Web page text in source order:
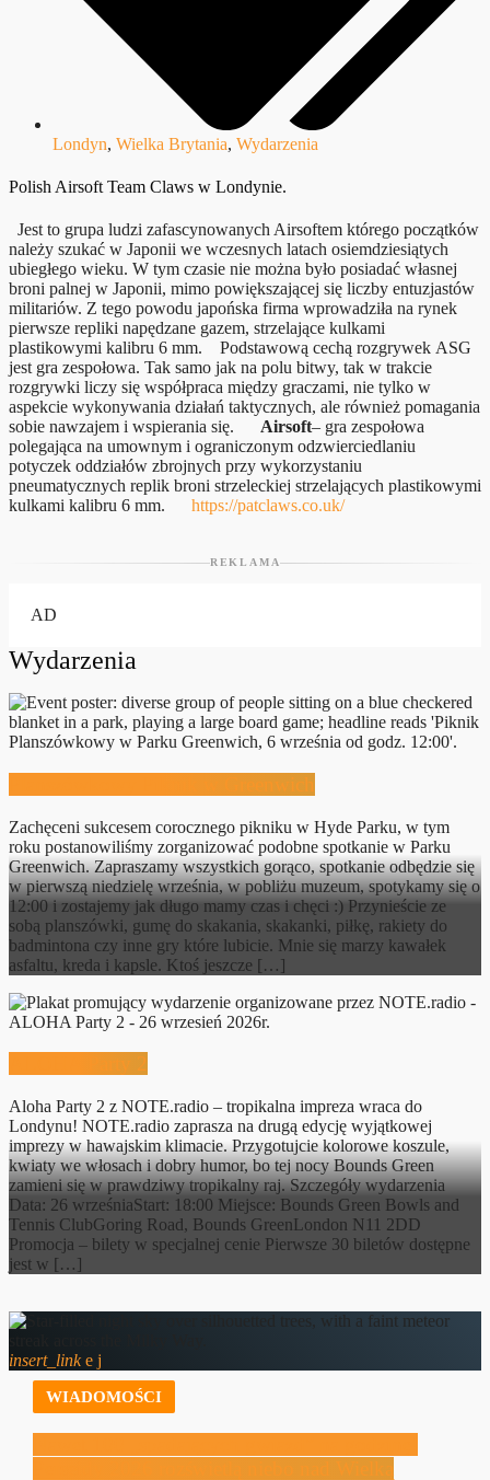
Londyn, Wielka Brytania, Wydarzenia
Polish Airsoft Team Claws w Londynie.
Jest to grupa ludzi zafascynowanych Airsoftem którego początków
należy szukać w Japonii we wczesnych latach osiemdziesiątych
ubiegłego wieku. W tym czasie nie można było posiadać własnej
broni palnej w Japonii, mimo powiększającej się liczby entuzjastów
militariów. Z tego powodu japońska firma wprowadziła na rynek
pierwsze repliki napędzane gazem, strzelające kulkami
plastikowymi kalibru 6 mm.
Podstawową cechą rozgrywek ASG
jest gra zespołowa. Tak samo jak na polu bitwy, tak w trakcie
rozgrywki liczy się współpraca między graczami, nie tylko w
aspekcie wykonywania działań taktycznych, ale również pomagania
sobie nawzajem i wspierania się.
Airsoft– gra zespołowa
polegająca na umownym i ograniczonym odzwierciedlaniu
potyczek oddziałów zbrojnych przy wykorzystaniu
pneumatycznych replik broni strzeleckiej strzelających plastikowymi
kulkami kalibru 6 mm.
https://patclaws.co.uk/
REKLAMA
AD
Wydarzenia
Planszówkowy Piknik w Greenwich
Zachęceni sukcesem corocznego pikniku w Hyde Parku, w tym
roku postanowiliśmy zorganizować podobne spotkanie w Parku
Greenwich. Zapraszamy wszystkich gorąco, spotkanie odbędzie się
w pierwszą niedzielę września, w pobliżu muzeum, spotykamy się o
12:00 i zostajemy jak długo mamy czas i chęci :) Przynieście ze
sobą planszówki, gumę do skakania, skakanki, piłkę, rakiety do
badmintona czy inne gry które lubicie. Mnie się marzy kawałek
asfaltu, kreda i kapsle. Ktoś jeszcze […]
ALOHA Party 2
Aloha Party 2 z NOTE.radio – tropikalna impreza wraca do
Londynu! NOTE.radio zaprasza na drugą edycję wyjątkowej
imprezy w hawajskim klimacie. Przygotujcie kolorowe koszule,
kwiaty we włosach i dobry humor, bo tej nocy Bounds Green
zamieni się w prawdziwy tropikalny raj. Szczegóły wydarzenia
Data: 26 wrześniaStart: 18:00 Miejsce: Bounds Green Bowls and
Tennis ClubGoring Road, Bounds GreenLondon N11 2DD
Promocja – bilety w specjalnej cenie Pierwsze 30 biletów dostępne
jest w […]
insert_link
WIADOMOŚCI